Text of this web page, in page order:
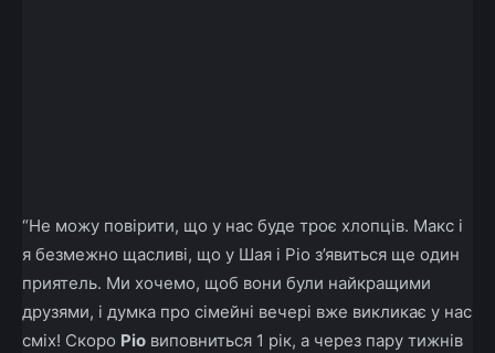
“Не можу повірити, що у нас буде троє хлопців. Макс і
я безмежно щасливі, що у Шая і Ріо з’явиться ще один
приятель. Ми хочемо, щоб вони були найкращими
друзями, і думка про сімейні вечері вже викликає у нас
сміх! Скоро Ріо виповниться 1 рік, а через пару тижнів